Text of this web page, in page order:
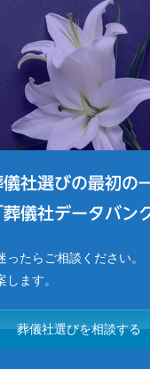
儀社選びの最初の
葬儀社データバン
ったらご相談ください。
ます。
葬儀社選びを相談する